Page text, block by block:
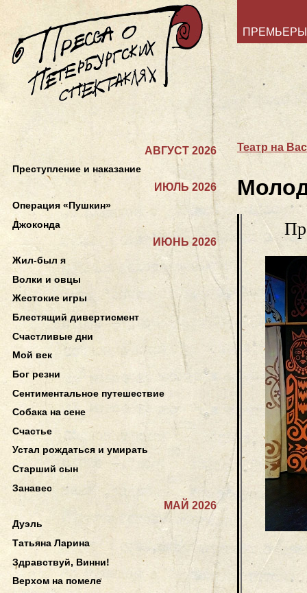
ПРЕМЬЕРЫ
Театр на
АВГУСТ 2026
Преступление и наказание
ИЮЛЬ 2026
Операция «Пушкин»
Джоконда
ИЮНЬ 2026
Жил-был я
Волки и овцы
Жестокие игры
Блестящий дивертисмент
Счастливые дни
Мой век
Бог резни
Сентиментальное путешествие
Собака на сене
Счастье
Устал рождаться и умирать
Старший сын
Занавес
МАЙ 2026
Дуэль
Татьяна Ларина
Здравствуй, Винни!
Верхом на помеле